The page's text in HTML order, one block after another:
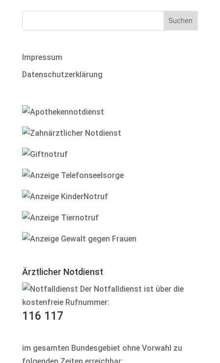
Impressum
Datenschutzerklärung
Ärztlicher Notdienst
Der Notfalldienst ist über die
kostenfreie Rufnummer:
116 117
im gesamten Bundesgebiet ohne Vorwahl zu
folgenden Zeiten erreichbar: